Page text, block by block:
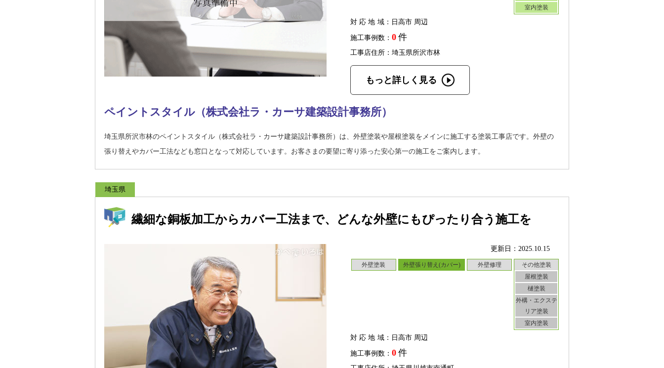
室内塗装
対応地域：日高市 周辺
施工事例数： 0 件
工事店住所：埼玉県所沢市林
もっと詳しく見る
ペイントスタイル（株式会社ラ・カーサ建築設計事務所）
埼玉県所沢市林のペイントスタイル（株式会社ラ・カーサ建築設計事務所）は、外壁塗装や屋根塗装をメインに施工する塗装工事店です。外壁の
張り替えやカバー工法なども窓口となって対応しています。お客さまの要望に寄り添った安心第一の施工をご案内します。
埼玉県
繊細な銅板加工からカバー工法まで、どんな外壁にもぴったり合う施工を
更新日：2025.10.15
外壁塗装 外壁張り替え(カバー) 外壁修理
その他塗装
屋根塗装
樋塗装
外構・エクステ
リア塗装
室内塗装
対応地域：日高市 周辺
施工事例数： 0 件